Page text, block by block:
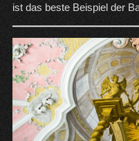
ist das beste Beispiel der